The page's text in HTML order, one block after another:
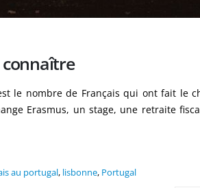
connaître
le nombre de Français qui ont fait le
Erasmus, un stage, une retraite
au portugal, lisbonne, Portugal